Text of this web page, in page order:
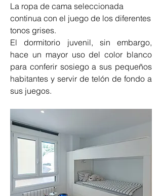
La ropa de cama seleccionada
continua con el juego de los diferentes
tonos grises.
El dormitorio juvenil, sin embargo,
hace un mayor uso del color blanco
para conferir sosiego a sus pequeños
habitantes y servir de telón de fondo a
sus juegos.